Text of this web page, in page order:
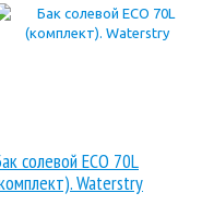
солевой ECO 70L
Waterstry